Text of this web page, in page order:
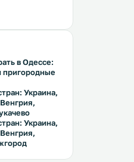
в Одессе:
пригородные
Украина,
Украина,